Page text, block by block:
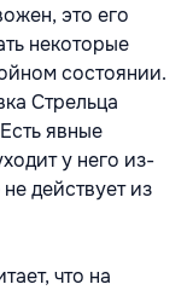
это его
некоторые
состоянии.
Стрельца
явные
у него из-
действует из
что на